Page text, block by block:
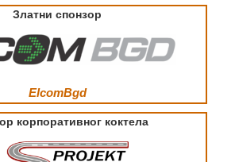
Златни спонзор
ElcomBgd
корпоративног коктела